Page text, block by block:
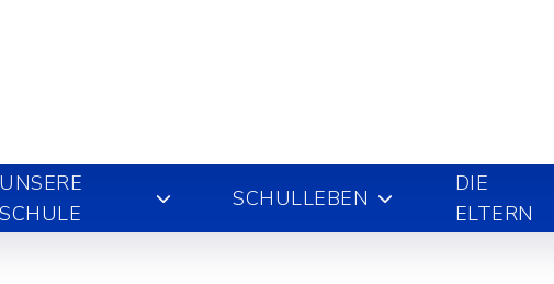
UNSERE
SCHULE
SCHULLEBEN
DIE
ELTERN